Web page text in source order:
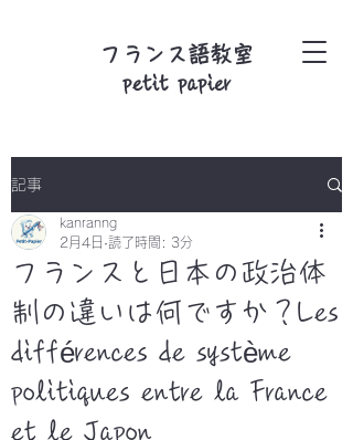
フランス語教室
petit papier
記事
フランスと日本の政治体
制の違いは何ですか？Les
différences de système
politiques entre la France
et le Japon
kanranng
2月4日 読了時間: 3分